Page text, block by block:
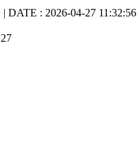
DATE : 2026-04-27 11:32:56